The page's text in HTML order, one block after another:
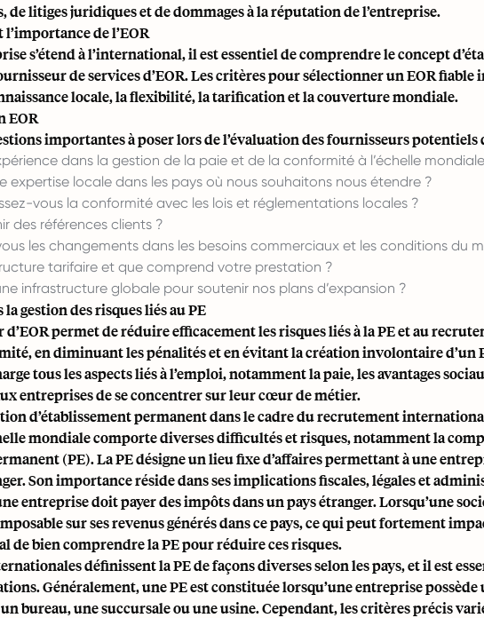
de litiges juridiques et de dommages à la réputation de l’entreprise.
l’importance de l’EOR
s’étend à l’international, il est essentiel de comprendre le concept
de services d’EOR. Les critères pour sélectionner un EOR
locale, la flexibilité, la tarification et la couverture mondiale.
EOR
importantes à poser lors de l’évaluation des fournisseurs potentiels
dans la gestion de la paie et de la conformité à l’échelle
expertise locale dans les pays où nous souhaitons nous étendre ?
vous la conformité avec les lois et réglementations locales ?
des références clients ?
les changements dans les besoins commerciaux et les conditions du
tarifaire et que comprend votre prestation ?
infrastructure globale pour soutenir nos plans d’expansion ?
la gestion des risques liés au PE
permet de réduire efficacement les risques liés à la PE et au
en diminuant les pénalités et en évitant la création involontaire d’un
tous les aspects liés à l’emploi, notamment la paie, les avantages
entreprises de se concentrer sur leur cœur de métier.
d’établissement permanent dans le cadre du recrutement
mondiale comporte diverses difficultés et risques, notamment la
(PE). La PE désigne un lieu fixe d’affaires permettant à une
Son importance réside dans ses implications fiscales, légales et
entreprise doit payer des impôts dans un pays étranger. Lorsqu’une
sur ses revenus générés dans ce pays, ce qui peut fortement
de bien comprendre la PE pour réduire ces risques.
définissent la PE de façons diverses selon les pays, et il est
Généralement, une PE est constituée lorsqu’une entreprise
bureau, une succursale ou une usine. Cependant, les critères précis